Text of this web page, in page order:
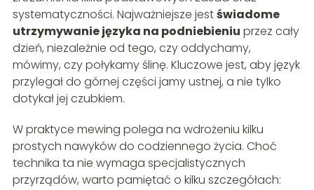
systematyczności. Najważniejsze jestświadome
utrzymywanie języka na podniebieniu przez cały
dzień, niezależnie od tego, czy oddychamy,
mówimy, czy połykamy ślinę. Kluczowe jest, aby język
przylegał do górnej części jamy ustnej, a nie tylko
dotykał jej czubkiem.
W praktyce mewing polega na wdrożeniu kilku
prostych nawyków do codziennego życia. Choć
technika ta nie wymaga specjalistycznych
przyrządów, warto pamiętać o kilku szczegółach: